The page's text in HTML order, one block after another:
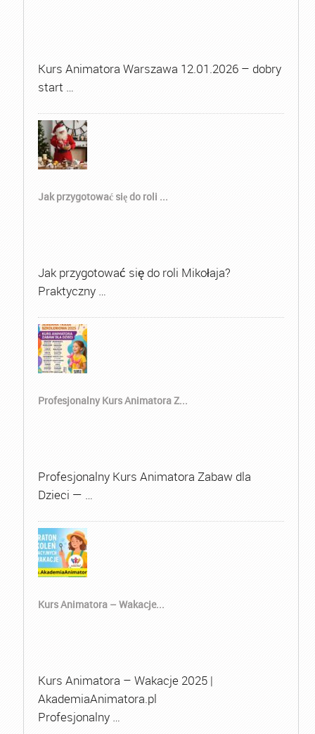
Kurs Animatora Warszawa 12.01.2026 – dobry
start …
Jak przygotować się do roli ...
Jak przygotować się do roli Mikołaja?
Praktyczny …
Profesjonalny Kurs Animatora Z...
Profesjonalny Kurs Animatora Zabaw dla
Dzieci — …
Kurs Animatora – Wakacje...
Kurs Animatora – Wakacje 2025 |
AkademiaAnimatora.pl
Profesjonalny …